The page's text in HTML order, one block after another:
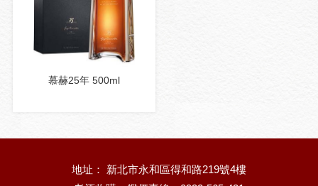
慕赫25年 500ml
地址： 新北市永和區得和路219號4樓